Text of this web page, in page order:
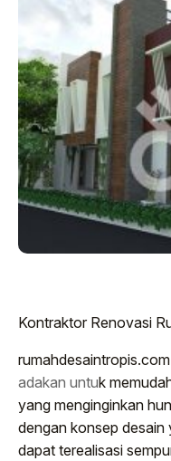
Kontraktor Renovasi
rumahdesaintropis.com
adakan untuk
yang menginginkan
dengan konsep desain
dapat terealisasi